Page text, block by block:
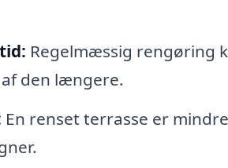
Regelmæssig rengøring
den længere.
En renset terrasse er